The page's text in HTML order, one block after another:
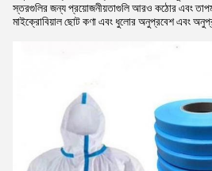
স্তরগুলির জন্য প্রয়োজনীয়তাগুলি আরও কঠোর এবং
মাইক্রোবিয়াল ছোট কণা এবং ধুলোর অনুপ্রবেশ এবং